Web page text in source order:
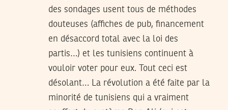
des sondages usent tous de méthodes
douteuses (affiches de pub, financement
en désaccord total avec la loi des
partis…) et les tunisiens continuent à
vouloir voter pour eux. Tout ceci est
désolant… La révolution a été faite par la
minorité de tunisiens qui a vraiment